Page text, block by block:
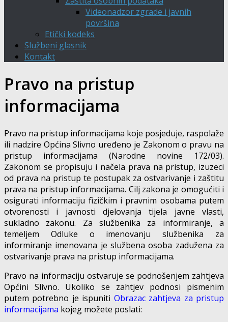
Videonadzor zgrade i javnih
površina
Etički kodeks
Službeni glasnik
Kontakt
Pravo na pristup
informacijama
Pravo na pristup informacijama koje posjeduje, raspolaže
ili nadzire Općina Slivno uređeno je Zakonom o pravu na
pristup informacijama (Narodne novine 172/03).
Zakonom se propisuju i načela prava na pristup, izuzeci
od prava na pristup te postupak za ostvarivanje i zaštitu
prava na pristup informacijama. Cilj zakona je omogućiti i
osigurati informaciju fizičkim i pravnim osobama putem
otvorenosti i javnosti djelovanja tijela javne vlasti,
sukladno zakonu. Za službenika za informiranje, a
temeljem Odluke o imenovanju službenika za
informiranje imenovana je službena osoba zadužena za
ostvarivanje prava na pristup informacijama.
Pravo na informaciju ostvaruje se podnošenjem zahtjeva
Općini Slivno. Ukoliko se zahtjev podnosi pismenim
putem potrebno je ispuniti Obrazac zahtjeva za pristup
informacijama kojeg možete poslati: